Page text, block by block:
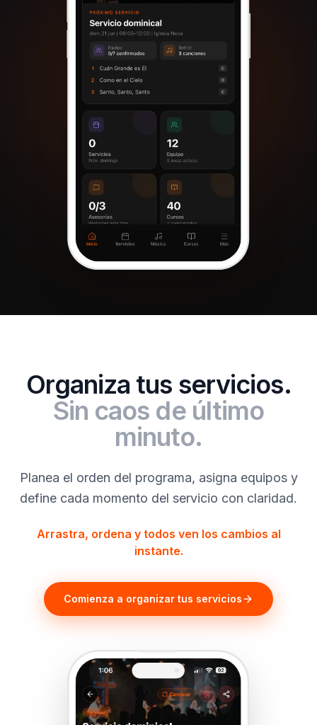
Organiza tus servicios.
Sin caos de último
minuto.
Planea el orden del programa, asigna equipos y
define cada momento del servicio con claridad.
Arrastra, ordena y todos ven los cambios al
instante.
Comienza a organizar tus servicios